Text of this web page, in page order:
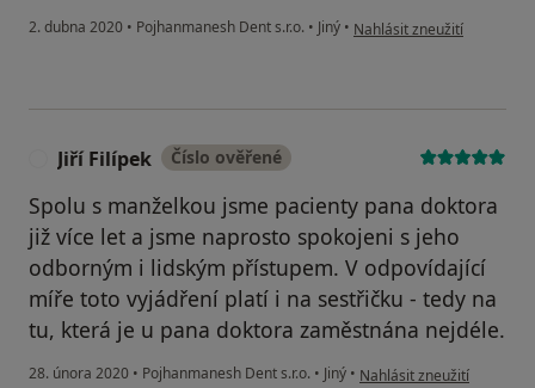
2. dubna 2020 • Pojhanmanesh Dent s.r.o. • Jiný • podle názoru uživatele
Nahlásit zneužití
Jiří Filípek Číslo ověřené
Spolu s manželkou jsme pacienty pana doktora
již více let a jsme naprosto spokojeni s jeho
odborným i lidským přístupem. V odpovídající
míře toto vyjádření platí i na sestřičku - tedy na
tu, která je u pana doktora zaměstnána nejdéle.
28. února 2020 • Pojhanmanesh Dent s.r.o. • Jiný • podle názoru uživatele Jiří
Nahlásit zneužití